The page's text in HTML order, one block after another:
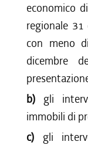
economico
regionale
con meno
dicembre
b) gli
immobili di
c) gli